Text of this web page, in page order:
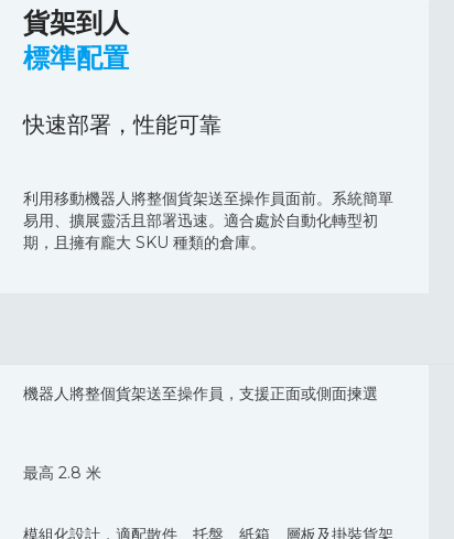
貨架到人
標準配置
快速部署，性能可靠
利用移動機器人將整個貨架送至操作員面前。系統簡單
易用、擴展靈活且部署迅速。適合處於自動化轉型初
期，且擁有龐大 SKU 種類的倉庫。
機器人將整個貨架送至操作員，支援正面或側面揀選
最高 2.8 米
模組化設計，適配散件、托盤、紙箱、層板及掛裝貨架